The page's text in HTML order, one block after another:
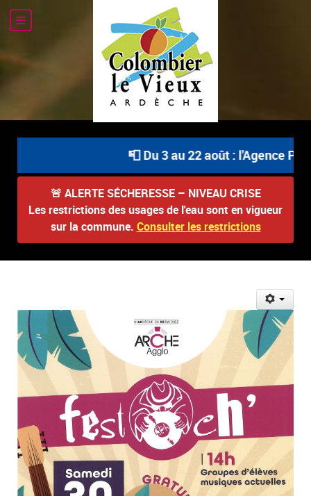
📮 Du 3 au 22 août : l'Agence
🚨 ALERTE SÉCHERESSE – NIVEAU CRISE
Les restrictions des usages de l'eau sont en vigueur
sur la commune. Consulter les restrictions